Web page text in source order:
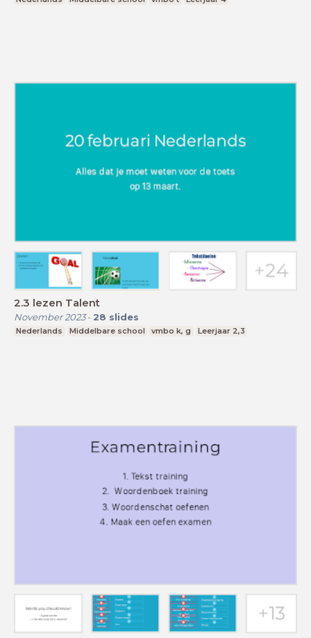
2.3 lezen Talent
November 2023- 28 slides
Nederlands Middelbare school vmbo k, g Leerjaar 2,3